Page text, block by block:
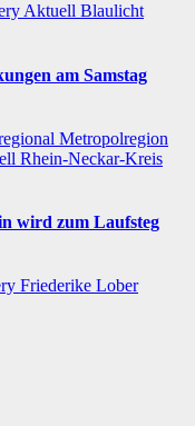
Aktuell Blaulicht
am Samstag
Metropolregion
Rhein-Neckar-Kreis
wird zum Laufsteg
Friederike Lober